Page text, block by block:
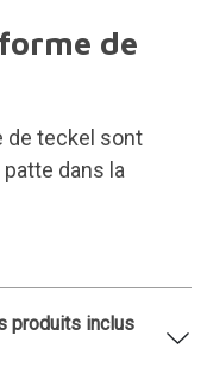
de
de teckel sont
dans la
produits inclus